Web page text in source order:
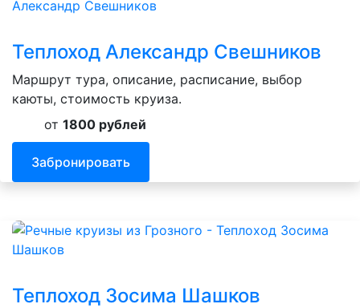
Теплоход Александр Свешников
Маршрут тура, описание, расписание, выбор
каюты, стоимость круиза.
от 1800 рублей
Забронировать
Теплоход Зосима Шашков